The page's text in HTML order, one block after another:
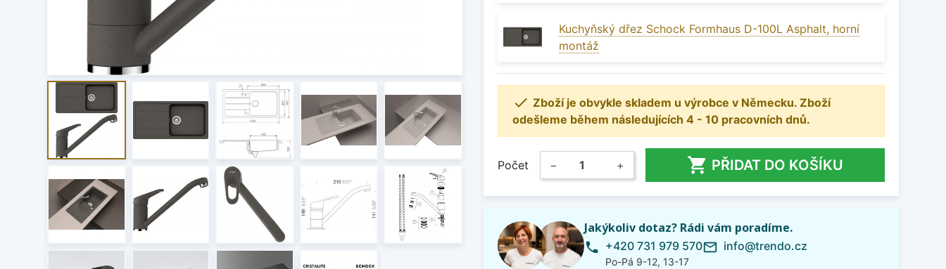
Kuchyňský dřez Schock Formhaus D-100L Asphalt, horní
montáž
 Zboží je obvykle skladem u výrobce v Německu. Zboží
odešleme během následujících 4 - 10 pracovních dnů.
Počet − +  PŘIDAT DO KOŠÍKU
Jakýkoliv dotaz? Rádi vám poradíme.
phone +420 731 979 570
Po-Pá 9-12, 13-17
mail_outline info@trendo.cz